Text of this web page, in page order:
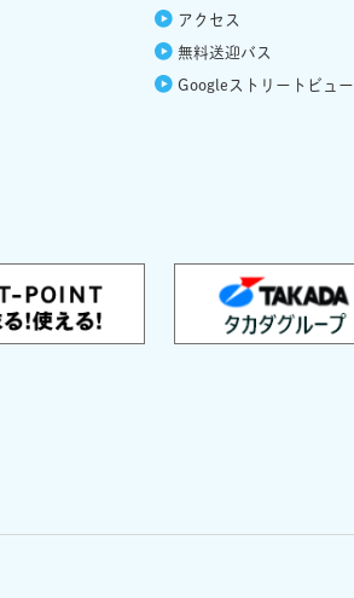
アクセス
無料送迎バス
Google ストリートビュー